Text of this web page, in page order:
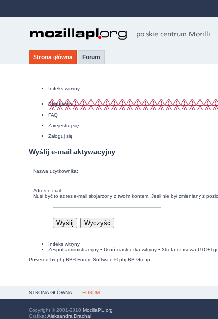
Strona główna Forum
Indeks witryny
Regulamin
FAQ
Zarejestruj się
Zaloguj się
Wyślij e-mail aktywacyjny
Nazwa użytkownika:
Adres e-mail:
Musi być to adres e-mail skojarzony z twoim kontem. Jeśli nie był zmieniany z
Indeks witryny
Zespół administracyjny• Usuń ciasteczka witryny• Strefa czasowa
Powered by phpBB® Forum Software © phpBB Group
STRONA GŁÓWNA FORUM
Copyright © 2001-2010 MozillaPL.org
Grafika: Aleksandra Drachal